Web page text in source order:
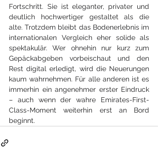
Fortschritt. Sie ist eleganter, privater und
deutlich hochwertiger gestaltet als die
alte. Trotzdem bleibt das Bodenerlebnis im
internationalen Vergleich eher solide als
spektakulär. Wer ohnehin nur kurz zum
Gepäckabgeben vorbeischaut und den
Rest digital erledigt, wird die Neuerungen
kaum wahrnehmen. Für alle anderen ist es
immerhin ein angenehmer erster Eindruck
– auch wenn der wahre Emirates-First-
Class-Moment weiterhin erst an Bord
beginnt.